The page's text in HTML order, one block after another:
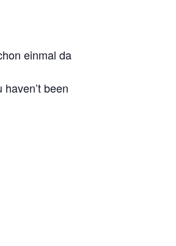
einmal da
been